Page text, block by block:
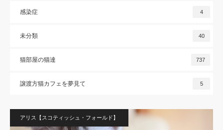
感染症 4
未分類 40
猫部屋の猫達 737
譲渡方猫カフェを夢見て 5
アリス【スコティッシュ・フォールド】